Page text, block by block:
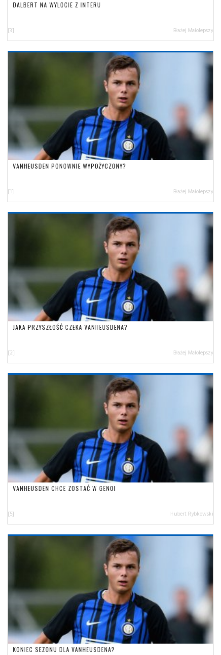
DALBERT NA WYLOCIE Z INTERU
[3] Błażej Małolepszy
VANHEUSDEN PONOWNIE WYPOŻYCZONY?
[1] Błażej Małolepszy
JAKA PRZYSZŁOŚĆ CZEKA VANHEUSDENA?
[2] Błażej Małolepszy
VANHEUSDEN CHCE ZOSTAĆ W GENOI
[5] Hubert Rybkowski
KONIEC SEZONU DLA VANHEUSDENA?